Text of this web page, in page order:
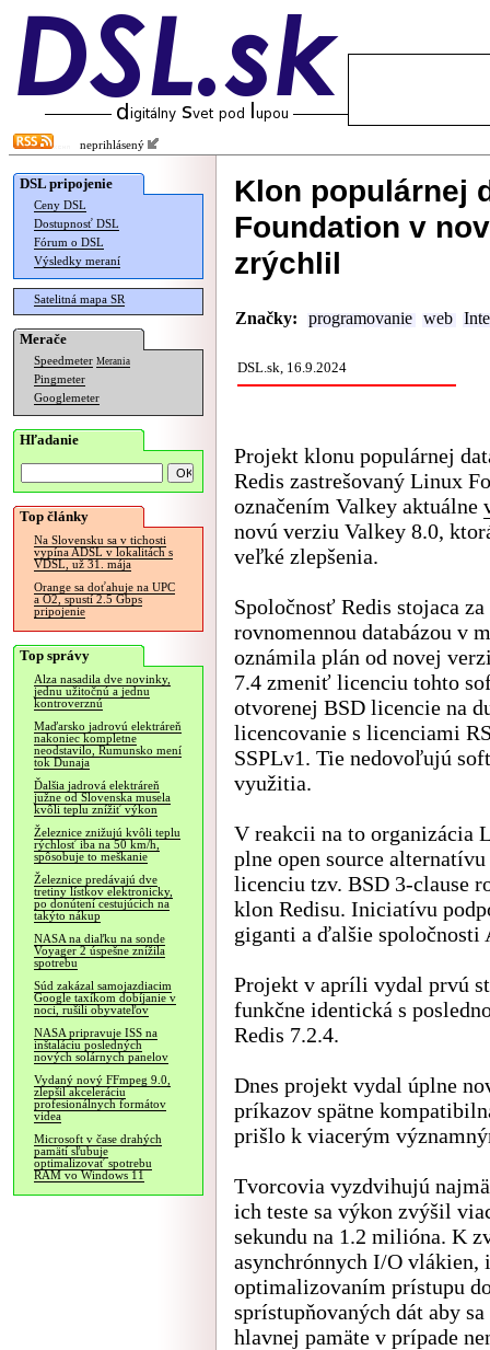
neprihlásený
DSL pripojenie
Ceny DSL
Dostupnosť DSL
Fórum o DSL
Výsledky meraní
Satelitná mapa SR
Merače
Speedmeter Merania
Pingmeter
Googlemeter
Hľadanie
Top články
Na Slovensku sa v tichosti
vypína ADSL v lokalitách s
VDSL, už 31. mája
Orange sa doťahuje na UPC
a O2, spustí 2.5 Gbps
pripojenie
Top správy
Alza nasadila dve novinky,
jednu užitočnú a jednu
kontroverznú
Maďarsko jadrovú elektráreň
nakoniec kompletne
neodstavilo, Rumunsko mení
tok Dunaja
Ďalšia jadrová elektráreň
južne od Slovenska musela
kvôli teplu znížiť výkon
Železnice znižujú kvôli teplu
rýchlosť iba na 50 km/h,
spôsobuje to meškanie
Železnice predávajú dve
tretiny lístkov elektronicky,
po donútení cestujúcich na
takýto nákup
NASA na diaľku na sonde
Voyager 2 úspešne znížila
spotrebu
Súd zakázal samojazdiacim
Google taxíkom dobíjanie v
noci, rušili obyvateľov
NASA pripravuje ISS na
inštaláciu posledných
nových solárnych panelov
Vydaný nový FFmpeg 9.0,
zlepšil akceleráciu
profesionálnych formátov
videa
Microsoft v čase drahých
pamätí sľubuje
optimalizovať spotrebu
RAM vo Windows 11
Klon populárnej
Foundation v
zrýchlil
Značky: programovanie web
DSL.sk, 16.9.2024
Projekt klonu populárnej
Redis zastrešovaný Linux
označením Valkey aktuálne
novú verziu Valkey 8.0,
veľké zlepšenia.
Spoločnosť Redis stojaca za
rovnomennou databázou v
oznámila plán od novej
7.4 zmeniť licenciu tohto
otvorenej BSD licencie na
licencovanie s licenciami
SSPLv1. Tie nedovoľujú
využitia.
V reakcii na to organizácia
plne open source
licenciu tzv. BSD 3-clause
klon Redisu. Iniciatívu
giganti a ďalšie spoločnosti
Projekt v apríli vydal prvú
funkčne identická s
Redis 7.2.4.
Dnes projekt vydal úplne
príkazov spätne
prišlo k viacerým
Tvorcovia vyzdvihujú
ich teste sa výkon zvýšil
sekundu na 1.2 milióna. K
asynchrónnych I/O
optimalizovaním prístupu
sprístupňovaných dát aby
hlavnej pamäte v prípade